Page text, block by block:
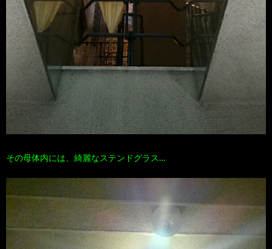
その母体内には、綺麗なステンドグラス…